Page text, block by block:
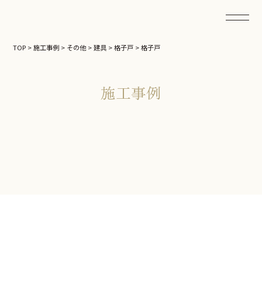
TOP > 施工事例 > その他 > 建具 > 格子戸 >格子戸
施工事例